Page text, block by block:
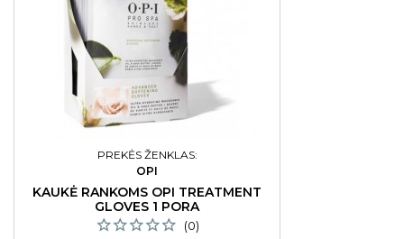
PREKĖS ŽENKLAS:
OPI
KAUKĖ RANKOMS OPI TREATMENT
GLOVES 1 PORA
(0)